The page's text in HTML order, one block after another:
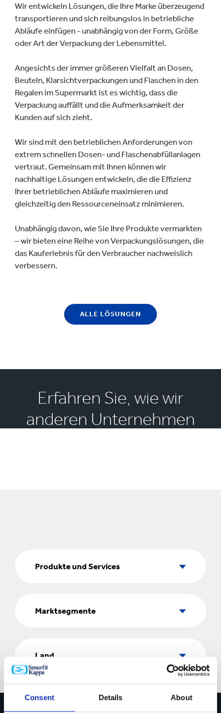
Consent Details About
Wir entwickeln Lösungen, die Ihre Marke überzeugend
transportieren und sich reibungslos in betriebliche
Abläufe einfügen - unabhängig von der Form, Größe
oder Art der Verpackung der Lebensmittel.
Angesichts der immer größeren Vielfalt an Dosen,
Beuteln, Klarsichtverpackungen und Flaschen in den
Regalen im Supermarkt ist es wichtig, dass die
Verpackung auffällt und die Aufmerksamkeit der
Kunden auf sich zieht.
Wir sind mit den betrieblichen Anforderungen von
extrem schnellen Dosen- und Flaschenabfüllanlagen
vertraut. Gemeinsam mit Ihnen können wir
nachhaltige Lösungen entwickeln, die die Effizienz
Ihrer betrieblichen Abläufe maximieren und
gleichzeitig den Ressourceneinsatz minimieren.
Unabhängig davon, wie Sie Ihre Produkte vermarkten
– wir bieten eine Reihe von Verpackungslösungen, die
das Kauferlebnis für den Verbraucher nachweislich
verbessern.
ALLE LÖSUNGEN
Erfahren Sie, wie wir
anderen Unternehmen
Produkte und Services
Marktsegmente
Land